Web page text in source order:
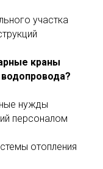
участка
краны
нужды
персоналом
отопления